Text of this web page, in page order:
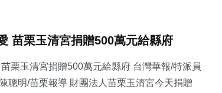
苗栗玉清宮捐贈500萬元給縣府
栗玉清宮捐贈500萬元給縣府 台灣華報/特派員
聰明/苗栗報導 財團法人苗栗玉清宮今天捐贈